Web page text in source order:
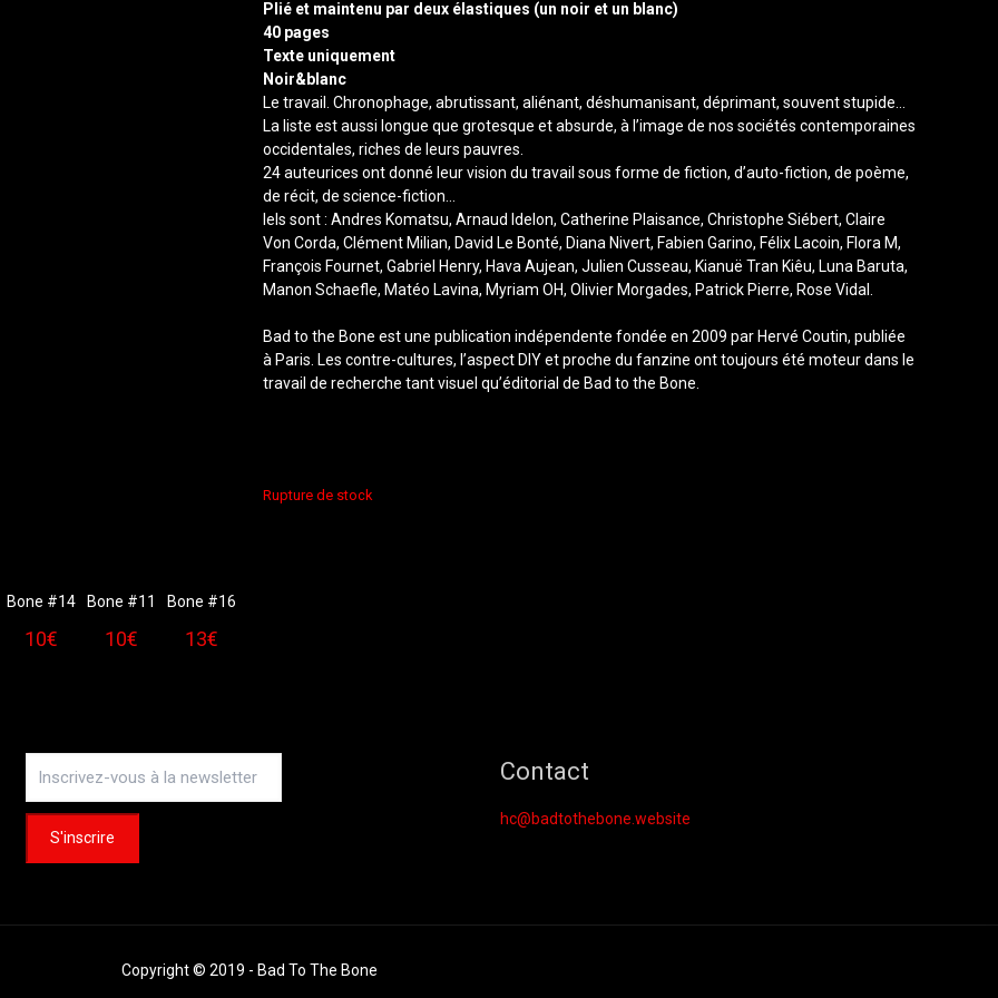
Plié et maintenu par deux élastiques (un noir et un blanc)
40 pages
Texte uniquement
Noir&blanc
Le travail. Chronophage, abrutissant, aliénant, déshumanisant, déprimant, souvent stupide…
La liste est aussi longue que grotesque et absurde, à l’image de nos sociétés contemporaines
occidentales, riches de leurs pauvres.
24 auteurices ont donné leur vision du travail sous forme de fiction, d’auto-fiction, de poème,
de récit, de science-fiction…
Iels sont : Andres Komatsu, Arnaud Idelon, Catherine Plaisance, Christophe Siébert, Claire
Von Corda, Clément Milian, David Le Bonté, Diana Nivert, Fabien Garino, Félix Lacoin, Flora M,
François Fournet, Gabriel Henry, Hava Aujean, Julien Cusseau, Kianuë Tran Kiêu, Luna Baruta,
Manon Schaefle, Matéo Lavina, Myriam OH, Olivier Morgades, Patrick Pierre, Rose Vidal.
Bad to the Bone est une publication indépendente fondée en 2009 par Hervé Coutin, publiée
à Paris. Les contre-cultures, l’aspect DIY et proche du fanzine ont toujours été moteur dans le
travail de recherche tant visuel qu’éditorial de Bad to the Bone.
Rupture de stock
Bone #14
10€
Bone #11
10€
Bone #16
13€
Contact
hc@badtothebone.website
Copyright © 2019 - Bad To The Bone